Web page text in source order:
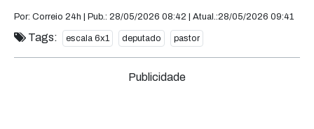
Por: Correio 24h | Pub.: 28/05/2026 08:42 | Atual.:28/05/2026 09:41
Tags: escala 6x1 deputado pastor
Publicidade